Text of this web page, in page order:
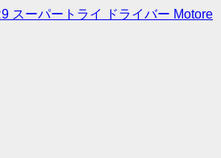
スーパートライ ドライバー Motore